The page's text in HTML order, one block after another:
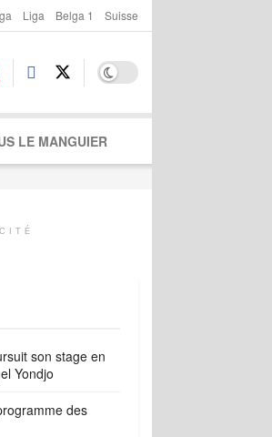
Liga Belga 1 Suisse
LE MANGUIER
son stage en
Yondjo
des